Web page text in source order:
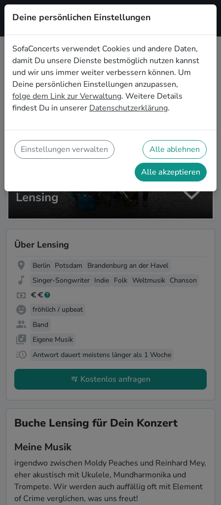
Registrieren
Zur Artistsuche
Lensing
Über Lensing
Berlin Potsdam
Brandenburg an der Havel
Singer-Songwriter Indie Folk Weltmusik Chanson
fröhlich / upbeat
Band
Eigene Musik
Antwort dauert meistens länger als 1 Woche
Kostenlos anfragen
Buche Lensing für Dein Konzert
Meine Musik
irgendwo zwischen Moldy Peaches und Reinhard Mey,
eher akustisch mit Ukulele, Mundharmonika und
Trompete. Wir werden auch auffällig oft mit Element
of Crime verglichen, was uns freut!
Deine persönlichen Einstellungen
SofaConcerts verwendet Cookies und andere Daten,
damit Du unsere Dienste bestmöglich nutzen kannst
und wir uns immer weiter verbessern können. Um
Deine persönlichen Einstellungen anzupassen,
folge dem Link zur Verwaltung. Weitere Details
findest Du in unserer Datenschutzerklärung.
Einstellungen verwalten Alle ablehnen
Alle akzeptieren